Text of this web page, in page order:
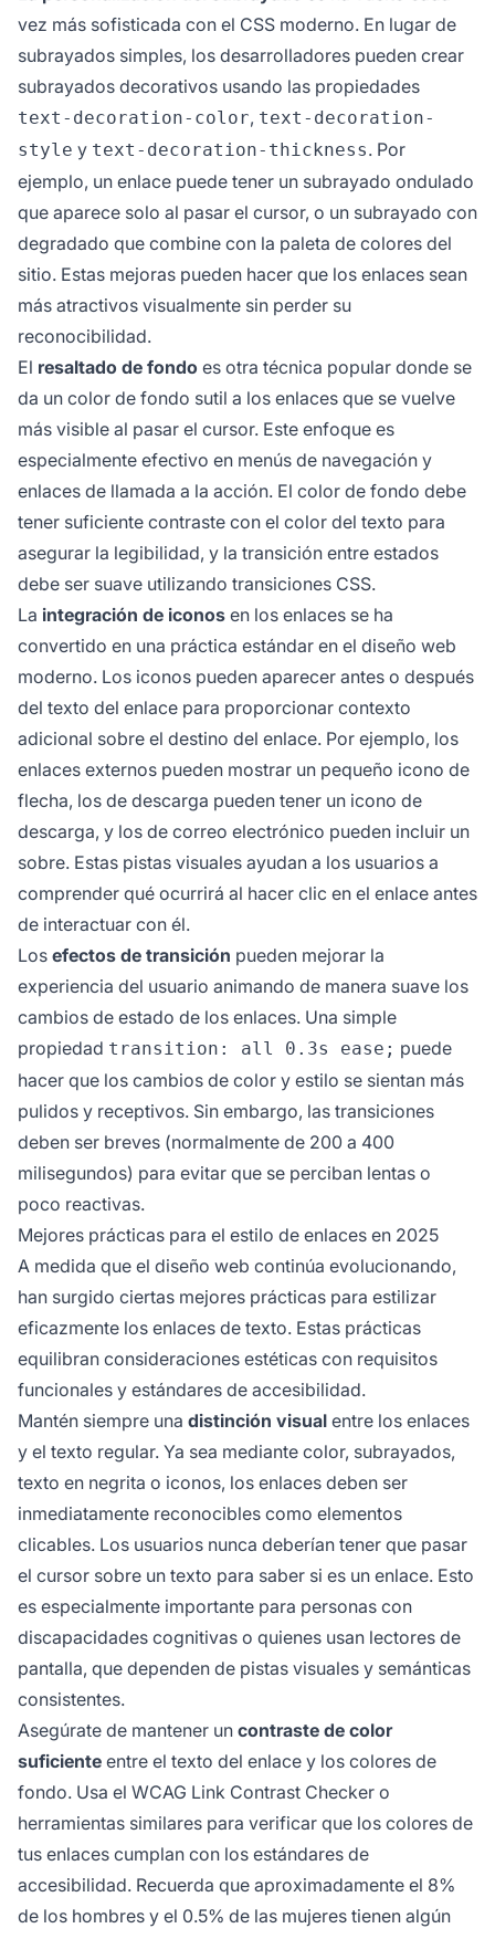
vez más sofisticada con el CSS moderno. En lugar de
subrayados simples, los desarrolladores pueden crear
subrayados decorativos usando las propiedades
text-decoration-color, text-decoration-
style y text-decoration-thickness. Por
ejemplo, un enlace puede tener un subrayado ondulado
que aparece solo al pasar el cursor, o un subrayado con
degradado que combine con la paleta de colores del
sitio. Estas mejoras pueden hacer que los enlaces sean
más atractivos visualmente sin perder su
reconocibilidad.
El resaltado de fondo es otra técnica popular donde se
da un color de fondo sutil a los enlaces que se vuelve
más visible al pasar el cursor. Este enfoque es
especialmente efectivo en menús de navegación y
enlaces de llamada a la acción. El color de fondo debe
tener suficiente contraste con el color del texto para
asegurar la legibilidad, y la transición entre estados
debe ser suave utilizando transiciones CSS.
La integración de iconos en los enlaces se ha
convertido en una práctica estándar en el diseño web
moderno. Los iconos pueden aparecer antes o después
del texto del enlace para proporcionar contexto
adicional sobre el destino del enlace. Por ejemplo, los
enlaces externos pueden mostrar un pequeño icono de
flecha, los de descarga pueden tener un icono de
descarga, y los de correo electrónico pueden incluir un
sobre. Estas pistas visuales ayudan a los usuarios a
comprender qué ocurrirá al hacer clic en el enlace antes
de interactuar con él.
Los efectos de transición pueden mejorar la
experiencia del usuario animando de manera suave los
cambios de estado de los enlaces. Una simple
propiedad transition: all 0.3s ease; puede
hacer que los cambios de color y estilo se sientan más
pulidos y receptivos. Sin embargo, las transiciones
deben ser breves (normalmente de 200 a 400
milisegundos) para evitar que se perciban lentas o
poco reactivas.
Mejores prácticas para el estilo de enlaces en 2025
A medida que el diseño web continúa evolucionando,
han surgido ciertas mejores prácticas para estilizar
eficazmente los enlaces de texto. Estas prácticas
equilibran consideraciones estéticas con requisitos
funcionales y estándares de accesibilidad.
Mantén siempre una distinción visual entre los enlaces
y el texto regular. Ya sea mediante color, subrayados,
texto en negrita o iconos, los enlaces deben ser
inmediatamente reconocibles como elementos
clicables. Los usuarios nunca deberían tener que pasar
el cursor sobre un texto para saber si es un enlace. Esto
es especialmente importante para personas con
discapacidades cognitivas o quienes usan lectores de
pantalla, que dependen de pistas visuales y semánticas
consistentes.
Asegúrate de mantener un contraste de color
suficiente entre el texto del enlace y los colores de
fondo. Usa el WCAG Link Contrast Checker o
herramientas similares para verificar que los colores de
tus enlaces cumplan con los estándares de
accesibilidad. Recuerda que aproximadamente el 8%
de los hombres y el 0.5% de las mujeres tienen algún